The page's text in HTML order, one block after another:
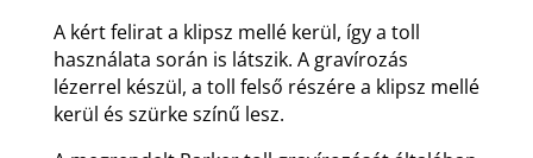
A kért felirat a klipsz mellé kerül, így a toll
használata során is látszik. A gravírozás
lézerrel készül, a toll felső részére a klipsz mellé
kerül és szürke színű lesz.